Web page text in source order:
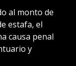
al monto de
estafa, el
causa penal
y